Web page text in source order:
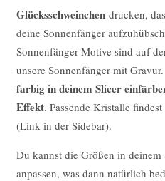
Glücksschweinchen drucken,
deine Sonnenfänger
Sonnenfänger-Motive sind auf
unsere Sonnenfänger mit Gravur.
farbig in deinem Slicer
Effekt. Passende Kristalle
(Link in der Sidebar).
Du kannst die Größen in
anpassen, was dann natürlich